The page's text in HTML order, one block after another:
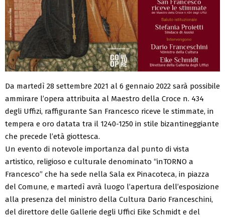
Da martedì 28 settembre 2021 al 6 gennaio 2022 sarà possibile
ammirare l’opera attribuita al Maestro della Croce n. 434
degli Uffizi, raffigurante San Francesco riceve le stimmate, in
tempera e oro datata tra il 1240-1250 in stile bizantineggiante
che precede l’età giottesca.
Un evento di notevole importanza dal punto di vista
artistico, religioso e culturale denominato “inTORNO a
Francesco” che ha sede nella Sala ex Pinacoteca, in piazza
del Comune, e martedì avrà luogo l’apertura dell’esposizione
alla presenza del ministro della Cultura Dario Franceschini,
del direttore delle Gallerie degli Uffici Eike Schmidt e del